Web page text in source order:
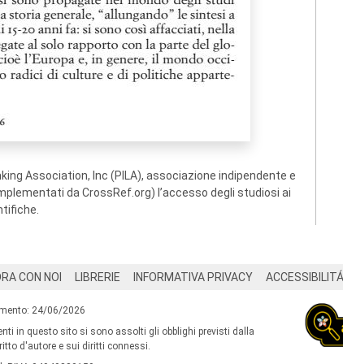
Association, Inc (PILA), associazione indipendente e
da CrossRef.org) l’accesso degli studiosi ai
CON NOI LIBRERIE INFORMATIVA PRIVACY ACCESSIBILITÁ
24/06/2026
in questo sito si sono assolti gli obblighi previsti dalla
d'autore e sui diritti connessi.